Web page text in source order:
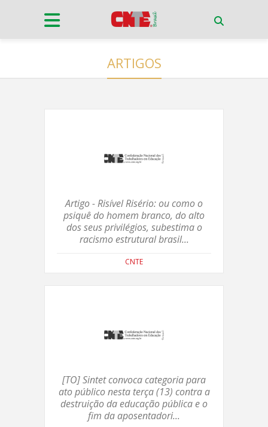
ARTIGOS
Artigo - Risível Risério: ou como o
psiquê do homem branco, do alto
dos seus privilégios, subestima o
racismo estrutural brasil...
CNTE
[TO] Sintet convoca categoria para
ato público nesta terça (13) contra a
destruição da educação pública e o
fim da aposentadori...